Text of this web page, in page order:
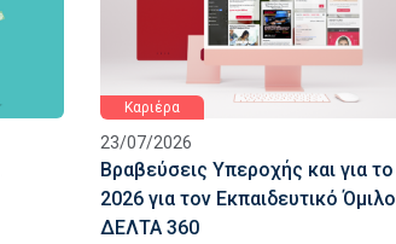
Καριέρα
23/07/2026
Βραβεύσεις Υπεροχής και για το
2026 για τον Εκπαιδευτικό Όμιλο
ΔΕΛΤΑ 360